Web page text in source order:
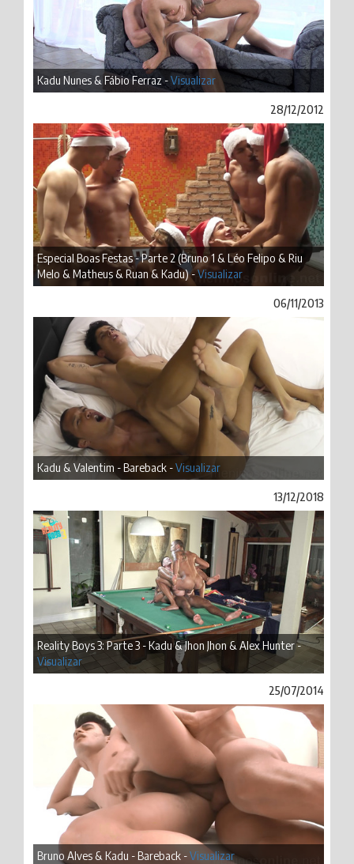
Kadu Nunes & Fábio Ferraz -Visualizar
28/12/2012
Especial Boas Festas - Parte 2 (Bruno 1 & Léo Felipo & Riu
Melo & Matheus & Ruan & Kadu) -Visualizar
06/11/2013
Kadu & Valentim - Bareback -Visualizar
13/12/2018
Reality Boys 3: Parte 3 - Kadu & Jhon Jhon & Alex Hunter -
Visualizar
25/07/2014
Bruno Alves & Kadu - Bareback -Visualizar